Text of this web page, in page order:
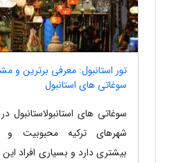
تور استانبول: معرفی برترین و
سوغاتی های استانبول
سوغاتی های استانبولاستانبول
شهرهای ترکیه محبوبیت و
بیشتری دارد و بسیاری افراد